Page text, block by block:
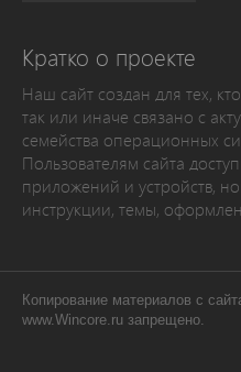
Кратко о проекте
Наш сайт создан для тех,
так или иначе связано с
семейства операционных
Пользователям сайта
приложений и устройств,
инструкции, темы,
Копирование материалов с
www.Wincore.ru запрещено.